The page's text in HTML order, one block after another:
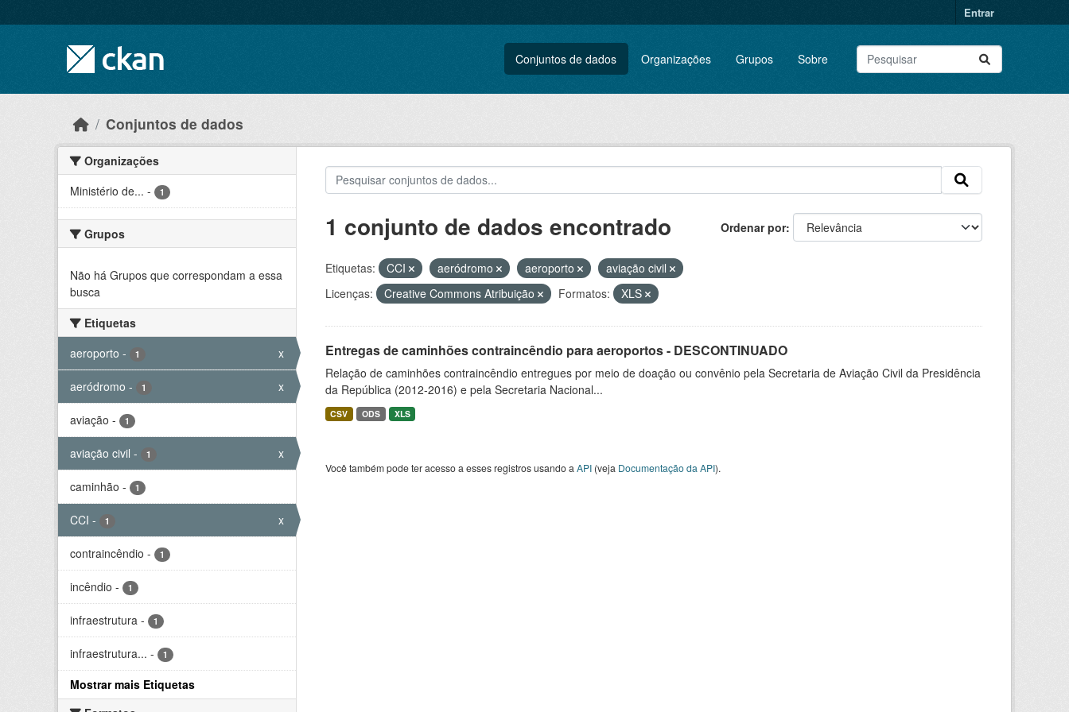
Entrar
Conjuntos de dados Organizações Grupos Sobre
Conjuntos de dados
Organizações
Ministério de... - 1
Grupos
Não há Grupos que correspondam a essa
busca
Etiquetas
aeroporto - 1 x
aeródromo - 1 x
aviação - 1
aviação civil - 1 x
caminhão - 1
CCI - 1 x
contraincêndio - 1
incêndio - 1
infraestrutura - 1
infraestrutura... - 1
Mostrar mais Etiquetas
Ordenar por
1 conjunto de dados encontrado
Etiquetas: CCI aeródromo aeroporto
aviação civil
Licenças:
Creative Commons Atribuição Formatos: XLS
Entregas de caminhões contraincêndio para aeroportos - DESCONTINUADO
Relação de caminhões contraincêndio entregues por meio de doação ou convênio pela Secretaria de Aviação Civil da Presidência
da República (2012-2016) e pela Secretaria Nacional...
CSV ODS XLS
Você também pode ter acesso a esses registros usando a API(veja Documentação da API).